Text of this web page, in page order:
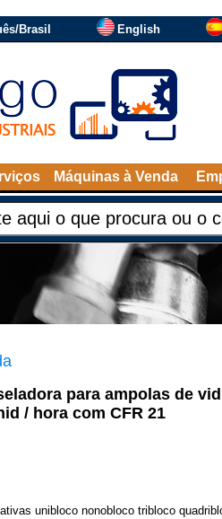
Brasil English
Máquinas à Venda
para ampolas de
/ hora com CFR 21
unibloco nonobloco tribloco